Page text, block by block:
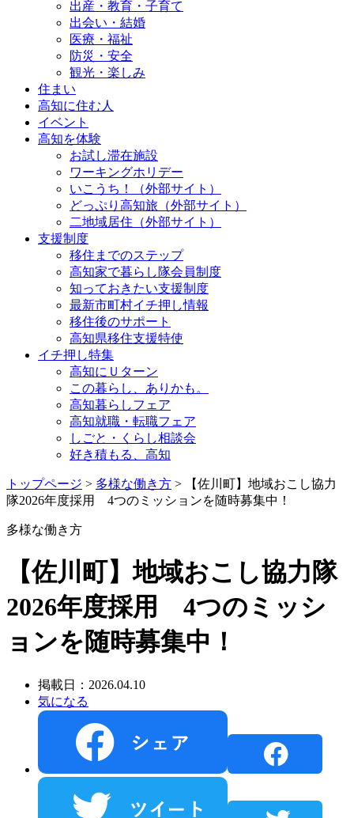
出産・教育・子育て
出会い・結婚
医療・福祉
防災・安全
観光・楽しみ
住まい
高知に住む人
イベント
高知を体験
お試し滞在施設
ワーキングホリデー
いこうち！（外部サイト）
どっぷり高知旅（外部サイト）
二地域居住（外部サイト）
支援制度
移住までのステップ
高知家で暮らし隊会員制度
知っておきたい支援制度
最新市町村イチ押し情報
移住後のサポート
高知県移住支援特使
イチ押し特集
高知にＵターン
この暮らし、ありかも。
高知暮らしフェア
高知就職・転職フェア
しごと・くらし相談会
好き積もる、高知
トップページ > 多様な働き方 > 【佐川町】地域おこし協力
隊2026年度採用 4つのミッションを随時募集中！
多様な働き方
【佐川町】地域おこし協力隊
2026年度採用 4つのミッシ
ョンを随時募集中！
掲載日：2026.04.10
気になる